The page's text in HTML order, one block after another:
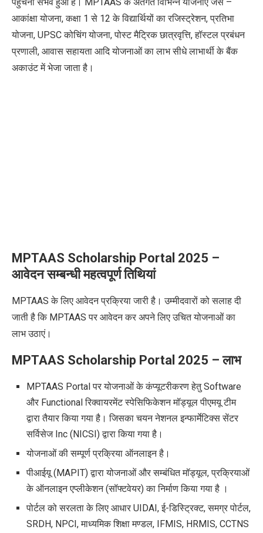
आकांक्षा योजना, कक्षा 1 से 12 के विद्यार्थियों का रजिस्ट्रेशन, प्रतिभा
योजना, UPSC कोचिंग योजना, पोस्ट मैट्रिक छात्रवृत्ति, हॉस्टल प्रबंधन
प्रणाली, आवास सहायता आदि योजनाओं का लाभ सीधे लाभार्थी के बैंक
अकाउंट में भेजा जाता है।
MPTAAS Scholarship Portal 2025 –
आवेदन सम्बन्धी महत्वपूर्ण तिथियां
MPTAAS के लिए आवेदन प्रक्रिया जारी है। उम्मीदवारों को सलाह दी
जाती है कि MPTAAS पर आवेदन कर अपने लिए उचित योजनाओं का
लाभ उठाएं।
MPTAAS Scholarship Portal 2025 –लाभ
MPTAAS Portal पर योजनाओं के कंप्यूटरीकरण हेतु Software
और Functional रिक्वायरमेंट स्पेसिफिकेशन मॉड्यूल पीएमयू टीम
द्वारा तैयार किया गया है। जिसका चयन नेशनल इन्फार्मेटिक्स सेंटर
सर्विसेज Inc (NICSI) द्वारा किया गया है।
योजनाओं की सम्पूर्ण प्रक्रिया ऑनलाइन है।
पीआईयू (MAPIT) द्वारा योजनाओं और सम्बंधित मॉड्यूल, प्रक्रियाओं
के ऑनलाइन एप्लीकेशन (सॉफ्टवेयर) का निर्माण किया गया है ।
पोर्टल को सरलता के लिए आधार UIDAI, ई-डिस्ट्रिक्ट, समग्र पोर्टल,
SRDH, NPCI, माध्‍यमिक शिक्षा मण्‍डल, IFMIS, HRMIS, CCTNS